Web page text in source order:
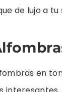
de lujo a tu
en